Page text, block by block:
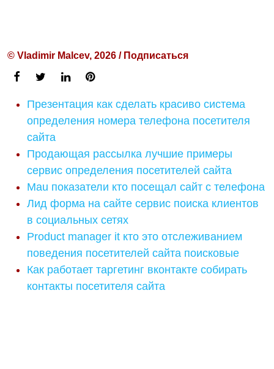
© Vladimir Malcev, 2026 / Подписаться
Презентация как сделать красиво система
определения номера телефона посетителя
сайта
Продающая рассылка лучшие примеры
сервис определения посетителей сайта
Mau показатели кто посещал сайт с телефона
Лид форма на сайте сервис поиска клиентов
в социальных сетях
Product manager it кто это отслеживанием
поведения посетителей сайта поисковые
Как работает таргетинг вконтакте собирать
контакты посетителя сайта